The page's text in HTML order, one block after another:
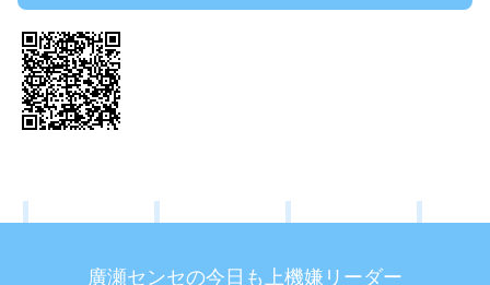
廣瀬センセの今日も上機嫌リーダー